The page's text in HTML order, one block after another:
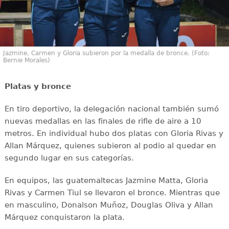
Jazmine, Carmen y Gloria subieron por la medalla de bronce. (Foto:
Bernie Morales)
Platas y bronce
En tiro deportivo, la delegación nacional también sumó
nuevas medallas en las finales de rifle de aire a 10
metros. En individual hubo dos platas con Gloria Rivas y
Allan Márquez, quienes subieron al podio al quedar en
segundo lugar en sus categorías.
En equipos, las guatemaltecas Jazmine Matta, Gloria
Rivas y Carmen Tiul se llevaron el bronce. Mientras que
en masculino, Donalson Muñoz, Douglas Oliva y Allan
Márquez conquistaron la plata.